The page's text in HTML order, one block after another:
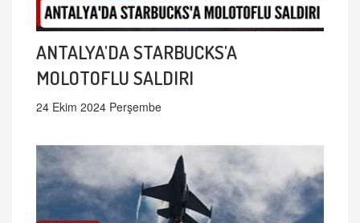
ANTALYA'DA STARBUCKS'A
MOLOTOFLU SALDIRI
24 Ekim 2024 Perşembe